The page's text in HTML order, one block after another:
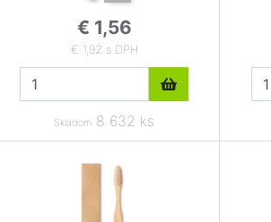
€ 1,56
€ 1,92 s DPH
Skladom 8 632 ks